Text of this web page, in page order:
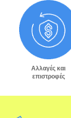
Αλλαγές και
επιστροφές